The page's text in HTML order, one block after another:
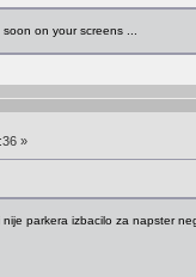
on your screens ...
»
parkera izbacilo za napster